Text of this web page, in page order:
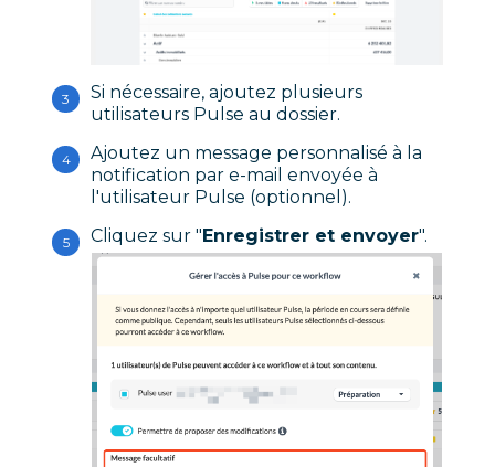
Si nécessaire, ajoutez plusieurs
utilisateurs Pulse au dossier.
Ajoutez un message personnalisé à la
notification par e-mail envoyée à
l'utilisateur Pulse (optionnel).
Cliquez sur " Enregistrer et envoyer".